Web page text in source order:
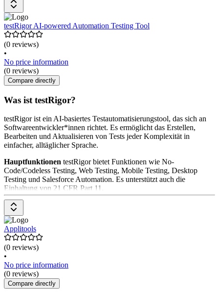
testRigor AI-powered Automation Testing Tool
(0 reviews)
•
No price information
(0 reviews)
Compare directly
Was ist testRigor?
testRigor ist ein AI-basiertes Testautomatisierungstool, das sich an
Softwareentwickler*innen richtet. Es ermöglicht das Erstellen,
Bearbeiten und Aktualisieren von Tests jeder Komplexität in
einfacher, alltäglicher Sprache.
Hauptfunktionen testRigor bietet Funktionen wie No-
Code/Codeless Testing, Web Testing, Mobile Testing, Desktop
Testing und Salesforce Automation. Es unterstützt auch die
Einhaltung von 21 CFR Part 11.
Preisgestaltung
spezifischen Anforderungen der Anwenderinnen. Es wird
empfohlen, eine Demo anzufordern oder sich für eine kostenlose
Testversion anzumelden, um die genauen Kosten zu ermitteln.
Applitools
(0 reviews)
•
No price information
(0 reviews)
Compare directly